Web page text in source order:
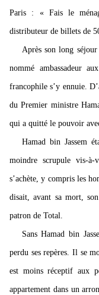
Paris : « Fais le
distributeur de billets de
Après son long
nommé ambassadeur
francophile s’y ennuie.
du Premier ministre
qui a quitté le pouvoir
Hamad bin Jassem
moindre scrupule vis-
s’achète, y compris les
disait, avant sa mort,
patron de Total.
Sans Hamad bin
perdu ses repères. Il se
est moins réceptif aux
appartement dans un